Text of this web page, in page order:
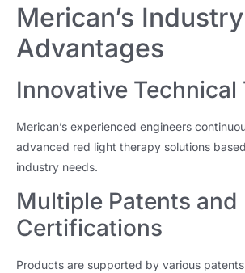
Merican’s Industry
Advantages
Innovative Technical
Merican’s experienced engineers
advanced red light therapy solutions
industry needs.
Multiple Patents and
Certifications
Products are supported by various